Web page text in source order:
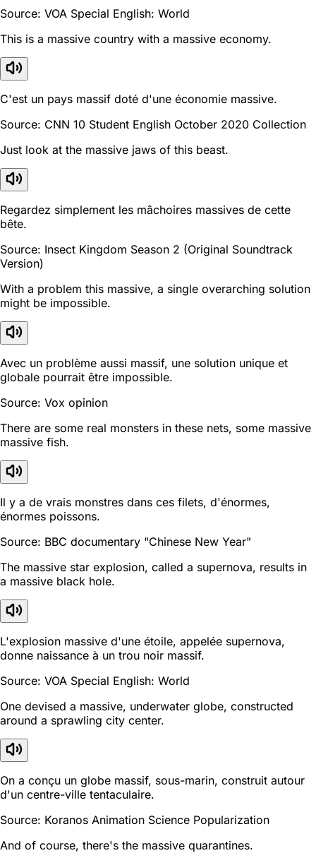
Source: VOA Special English: World
This is a massive country with a massive economy.
C'est un pays massif doté d'une économie massive.
Source: CNN 10 Student English October 2020 Collection
Just look at the massive jaws of this beast.
Regardez simplement les mâchoires massives de cette
bête.
Source: Insect Kingdom Season 2 (Original Soundtrack
Version)
With a problem this massive, a single overarching solution
might be impossible.
Avec un problème aussi massif, une solution unique et
globale pourrait être impossible.
Source: Vox opinion
There are some real monsters in these nets, some massive
massive fish.
Il y a de vrais monstres dans ces filets, d'énormes,
énormes poissons.
Source: BBC documentary "Chinese New Year"
The massive star explosion, called a supernova, results in
a massive black hole.
L'explosion massive d'une étoile, appelée supernova,
donne naissance à un trou noir massif.
Source: VOA Special English: World
One devised a massive, underwater globe, constructed
around a sprawling city center.
On a conçu un globe massif, sous-marin, construit autour
d'un centre-ville tentaculaire.
Source: Koranos Animation Science Popularization
And of course, there's the massive quarantines.